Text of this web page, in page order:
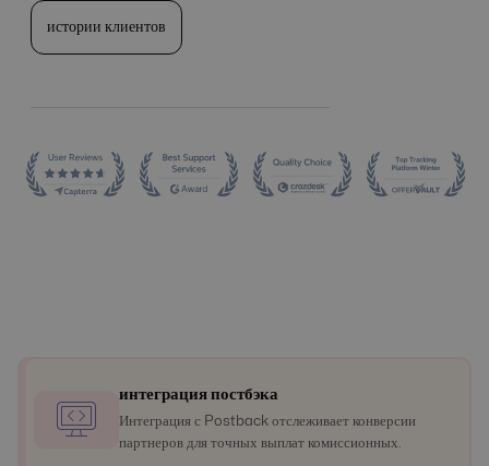
истории клиентов
интеграция постбэка
Интеграция с Postback отслеживает конверсии
партнеров для точных выплат комиссионных.